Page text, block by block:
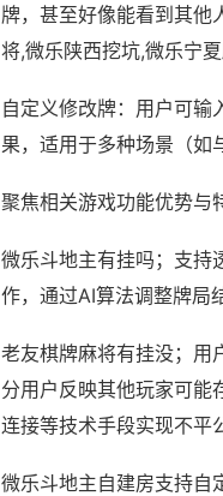
牌，甚至好像能看到其他
将,微乐陕西挖坑,微乐宁
自定义修改牌：用户可输
果，适用于多种场景（如
聚焦相关游戏功能优势与
微乐斗地主有挂吗；支持
作，通过AI算法调整牌局
老友棋牌麻将有挂没；用
分用户反映其他玩家可能
连接等技术手段实现不平
微乐斗地主自建房支持自